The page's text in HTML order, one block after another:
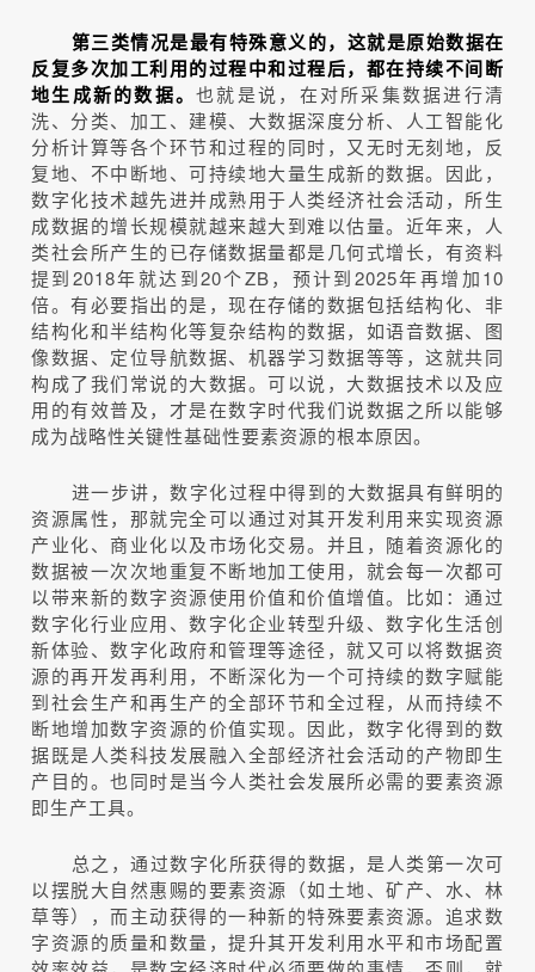
第三类情况是最有特殊意义的，这就是原始数据在
反复多次加工利用的过程中和过程后，都在持续不间断
地生成新的数据。也就是说，在对所采集数据进行清
洗、分类、加工、建模、大数据深度分析、人工智能化
分析计算等各个环节和过程的同时，又无时无刻地，反
复地、不中断地、可持续地大量生成新的数据。因此，
数字化技术越先进并成熟用于人类经济社会活动，所生
成数据的增长规模就越来越大到难以估量。近年来，人
类社会所产生的已存储数据量都是几何式增长，有资料
提到2018年就达到20个ZB，预计到2025年再增加10
倍。有必要指出的是，现在存储的数据包括结构化、非
结构化和半结构化等复杂结构的数据，如语音数据、图
像数据、定位导航数据、机器学习数据等等，这就共同
构成了我们常说的大数据。可以说，大数据技术以及应
用的有效普及，才是在数字时代我们说数据之所以能够
成为战略性关键性基础性要素资源的根本原因。
进一步讲，数字化过程中得到的大数据具有鲜明的
资源属性，那就完全可以通过对其开发利用来实现资源
产业化、商业化以及市场化交易。并且，随着资源化的
数据被一次次地重复不断地加工使用，就会每一次都可
以带来新的数字资源使用价值和价值增值。比如：通过
数字化行业应用、数字化企业转型升级、数字化生活创
新体验、数字化政府和管理等途径，就又可以将数据资
源的再开发再利用，不断深化为一个可持续的数字赋能
到社会生产和再生产的全部环节和全过程，从而持续不
断地增加数字资源的价值实现。因此，数字化得到的数
据既是人类科技发展融入全部经济社会活动的产物即生
产目的。也同时是当今人类社会发展所必需的要素资源
即生产工具。
总之，通过数字化所获得的数据，是人类第一次可
以摆脱大自然惠赐的要素资源（如土地、矿产、水、林
草等），而主动获得的一种新的特殊要素资源。追求数
字资源的质量和数量，提升其开发利用水平和市场配置